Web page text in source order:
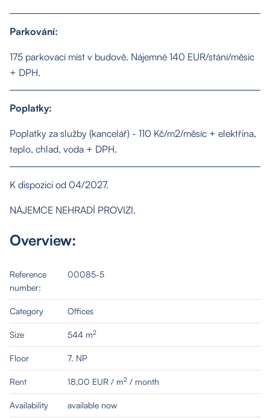
About us
Properties
Services
Contact
Parkování:
175 parkovací míst v budově. Nájemné 140 EUR/stání/měsíc
+ DPH.
Poplatky:
Poplatky za služby (kancelář) - 110 Kč/m2/měsíc + elektřina,
teplo, chlad, voda + DPH.
K dispozici od 04/2027.
NÁJEMCE NEHRADÍ PROVIZI.
Overview:
Reference
number:
00085-5
Category Offices
Size 544 m2
Floor 7. NP
Rent 18,00 EUR / m2 / month
Availability available now